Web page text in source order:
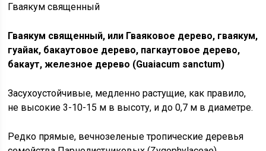
Гваякум священный
Гваякум священный, или Гваяковое дерево, гваякум,
гуайак, бакаутовое дерево, пагкаутовое дерево,
бакаут, железное дерево (Guaiacum sanctum)
Засухоустойчивые, медленно растущие, как правило,
не высокие 3-10-15 м в высоту, и до 0,7 м в диаметре.
Редко прямые, вечнозеленые тропические деревья